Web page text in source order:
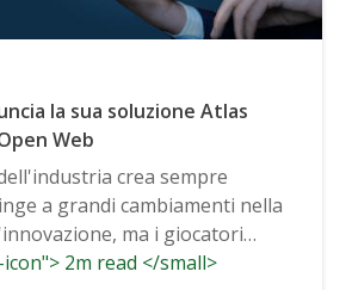
la sua soluzione Atlas
Web
crea sempre
a grandi cambiamenti nella
ma i giocatori
2m read </small>